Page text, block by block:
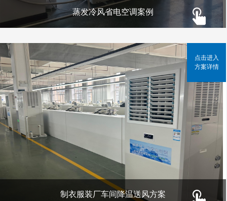
蒸发冷风省电空调案例
制衣服装厂车间降温送风方案
点击进入
方案详情